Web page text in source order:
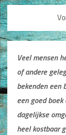
Veel mensen
of andere
bekendeneen
een goed
dagelijkse
heel kostbaar